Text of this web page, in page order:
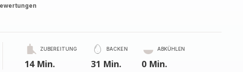
ZUBEREITUNG
14 Min.
BACKEN
31 Min.
ABKÜHLEN
0 Min.